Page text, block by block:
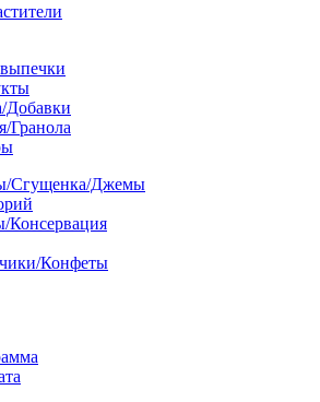
Добавки
Гранола
Сгущенка/Джемы
Консервация
Конфеты